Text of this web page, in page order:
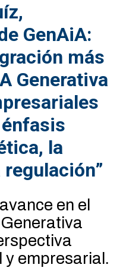
GenAiA:
más
Generativa
la
en el
empresarial.